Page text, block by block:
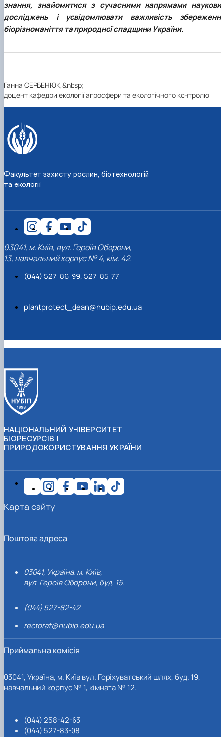
знання, знайомитися з сучасними напрямами
досліджень і усвідомлювати важливість
біорізноманіття та природної спадщини України.
Ганна СЕРБЕНЮК,&nbsp;
доцент кафедри екології агросфери та екологічного контролю
Факультет захисту рослин, біотехнологій
та екології
03041, м. Київ, вул. Героїв Оборони,
13, навчальний корпус № 4, кім. 42.
(044) 527-86-99, 527-85-77
plantprotect_dean@nubip.edu.ua
НАЦІОНАЛЬНИЙ УНІВЕРСИТЕТ
БІОРЕСУРСІВ І
ПРИРОДОКОРИСТУВАННЯ УКРАЇНИ
Поштова адреса
03041, Україна, м. Київ,
вул. Героїв Оборони, буд. 15.
(044) 527-82-42
rectorat@nubip.edu.ua
Приймальна комісія
03041, Україна, м. Київ вул. Горіхуватський шлях, буд. 19,
навчальний корпус № 1, кімната № 12.
(044) 258-42-63
(044) 527-83-08
Карта сайту